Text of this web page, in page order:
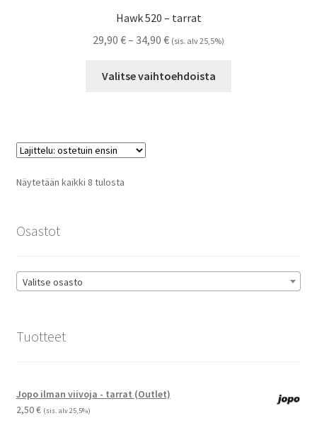
Hawk 520 – tarrat
29,90 €– 34,90 €Hintaluokka:
-
(sis. alv 25,5%)
Valitse vaihtoehdoista
Näytetään kaikki 8 tulostaSuosituimmat
Osastot
Valitse osasto
Tuotteet
Jopo ilman viivoja - tarrat (Outlet)
2,50€ (sis. alv 25,5%)